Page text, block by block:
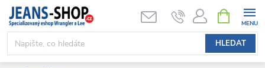
Přejít
obsah
HLEDAT
NÁKUPNÍ
KOŠÍK